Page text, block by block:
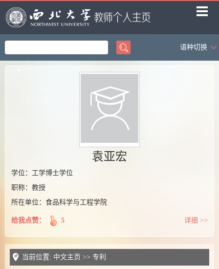
首页
语种切换
袁亚宏
学位：工学博士学位
职称：教授
所在单位：食品科学与工程学院
给我点赞： 5 详细 >>
当前位置: 中文主页 >> 专利